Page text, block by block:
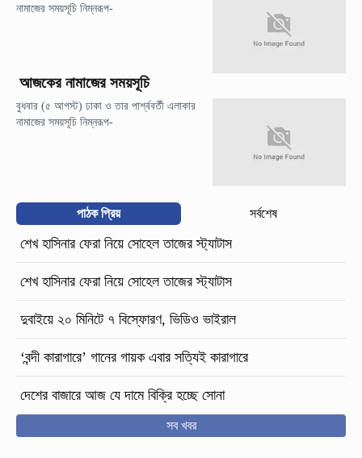
নামাজের সময়সূচি নিম্নরূপ-
আজকের নামাজের সময়সূচি
বুধবার (৫ আগস্ট) ঢাকা ও তার পার্শ্ববর্তী এলাকার
নামাজের সময়সূচি নিম্নরূপ-
পাঠক প্রিয় সর্বশেষ
শেখ হাসিনার ফেরা নিয়ে সোহেল তাজের স্ট্যাটাস
শেখ হাসিনার ফেরা নিয়ে সোহেল তাজের স্ট্যাটাস
দুবাইয়ে ২০ মিনিটে ৭ বিস্ফোরণ, ভিডিও ভাইরাল
‘বন্দী কারাগারে’ গানের গায়ক এবার সত্যিই কারাগারে
দেশের বাজারে আজ যে দামে বিক্রি হচ্ছে সোনা
সব খবর